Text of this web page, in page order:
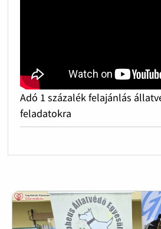
Adó 1 százalék felajánlás
feladatokra